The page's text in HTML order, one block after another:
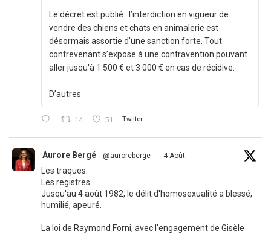
Le décret est publié : l’interdiction en vigueur de
vendre des chiens et chats en animalerie est
désormais assortie d’une sanction forte. Tout
contrevenant s’expose à une contravention pouvant
aller jusqu'à 1 500 € et 3 000 € en cas de récidive.
D’autres
14 51 Twitter
Aurore Bergé @auroreberge · 4 Août
Les traques.
Les registres.
Jusqu'au 4 août 1982, le délit d'homosexualité a blessé,
humilié, apeuré.
La loi de Raymond Forni, avec l'engagement de Gisèle